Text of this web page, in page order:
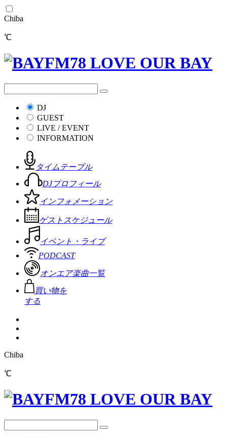
Chiba
℃
DJ
GUEST
LIVE / EVENT
INFORMATION
タイムテーブル
DJプロフィール
インフォメーション
ゲストスケジュール
イベント・ライブ
PODCAST
オンエア楽曲一覧
買い物を
する
Chiba
℃